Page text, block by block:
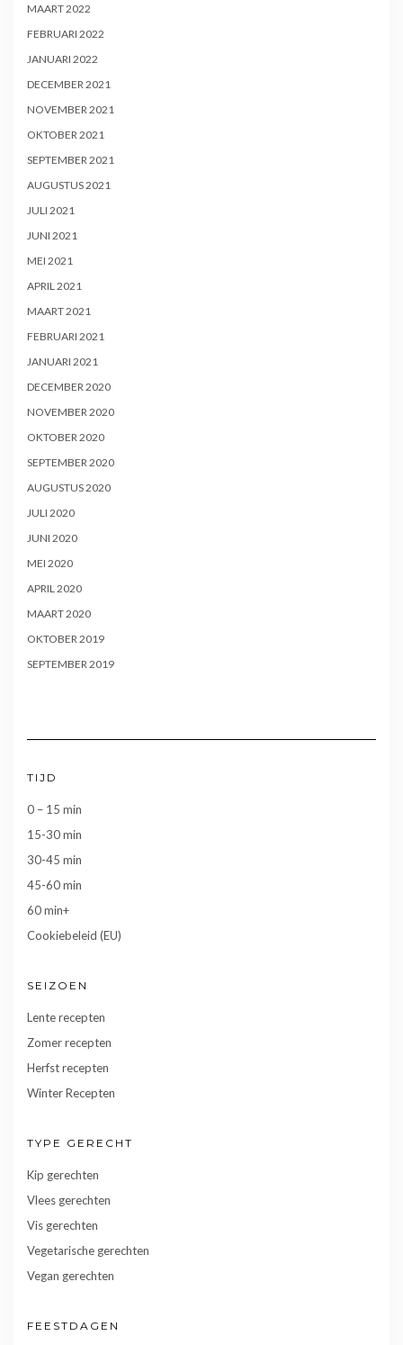
MAART 2022
FEBRUARI 2022
JANUARI 2022
DECEMBER 2021
NOVEMBER 2021
OKTOBER 2021
SEPTEMBER 2021
AUGUSTUS 2021
JULI 2021
JUNI 2021
MEI 2021
APRIL 2021
MAART 2021
FEBRUARI 2021
JANUARI 2021
DECEMBER 2020
NOVEMBER 2020
OKTOBER 2020
SEPTEMBER 2020
AUGUSTUS 2020
JULI 2020
JUNI 2020
MEI 2020
APRIL 2020
MAART 2020
OKTOBER 2019
SEPTEMBER 2019
TIJD
0 – 15 min
15-30 min
30-45 min
45-60 min
60 min+
Cookiebeleid (EU)
SEIZOEN
Lente recepten
Zomer recepten
Herfst recepten
Winter Recepten
TYPE GERECHT
Kip gerechten
Vlees gerechten
Vis gerechten
Vegetarische gerechten
Vegan gerechten
FEESTDAGEN